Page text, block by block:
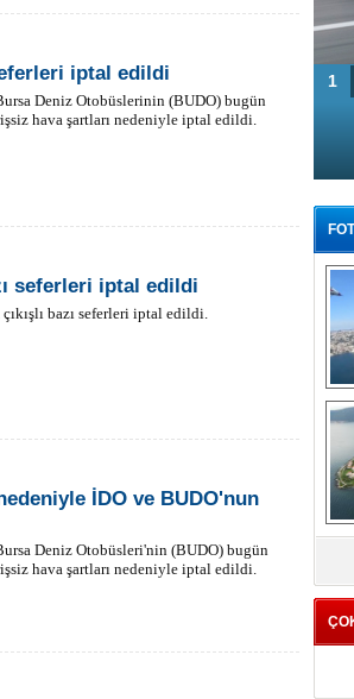
iptal edildi
Deniz Otobüslerinin (BUDO) bugün
hava şartları nedeniyle iptal edildi.
seferleri iptal edildi
bazı seferleri iptal edildi.
İDO ve BUDO'nun
Deniz Otobüsleri'nin (BUDO) bugün
hava şartları nedeniyle iptal edildi.
1